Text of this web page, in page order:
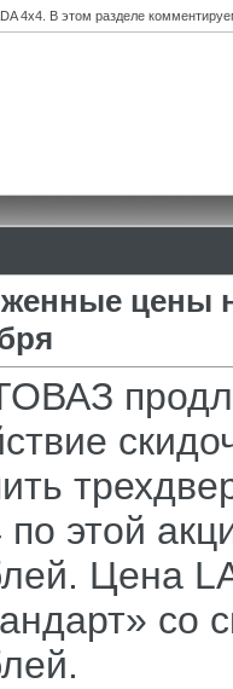
4x4. В этом разделе
цены
по этой
Цена
со